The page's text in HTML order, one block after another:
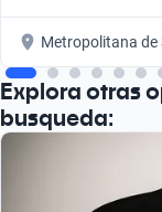
Metropolitana de
Explora otras
busqueda: